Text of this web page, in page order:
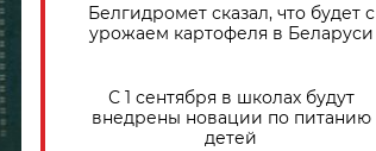
Белгидромет сказал, что будет с
урожаем картофеля в Беларуси
С 1 сентября в школах будут
внедрены новации по питанию
детей